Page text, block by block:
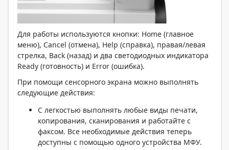
Для работы используются кнопки: Home (главное
меню), Cancel (отмена), Help (справка), правая/левая
стрелка, Back (назад) и два светодиодных индикатора
Ready (готовность) и Error (ошибка).
При помощи сенсорного экрана можно выполнять
следующие действия:
С легкостью выполнять любые виды печати,
копирования, сканирования и работайте с
факсом. Все необходимые действия теперь
доступны с помощью одного устройства МФУ.